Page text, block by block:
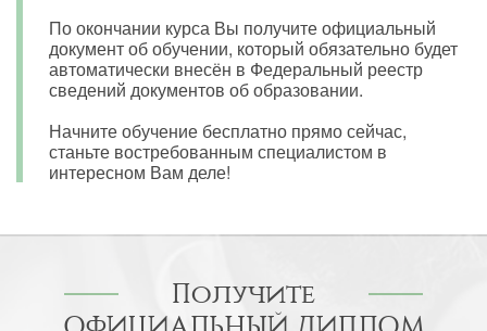
По окончании курса Вы получите официальный
документ об обучении, который обязательно будет
автоматически внесён в Федеральный реестр
сведений документов об образовании.
Начните обучение бесплатно прямо сейчас,
станьте востребованным специалистом в
интересном Вам деле!
Получите